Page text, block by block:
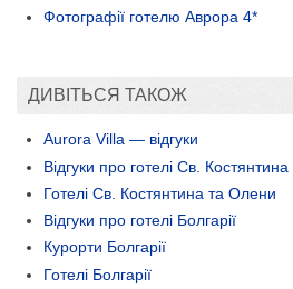
Фотографії готелю Аврора 4*
ДИВІТЬСЯ ТАКОЖ
Aurora Villa — відгуки
Відгуки про готелі Св.
Готелі Св. Костянтина та Олени
Відгуки про готелі Болгарії
Курорти Болгарії
Готелі Болгарії